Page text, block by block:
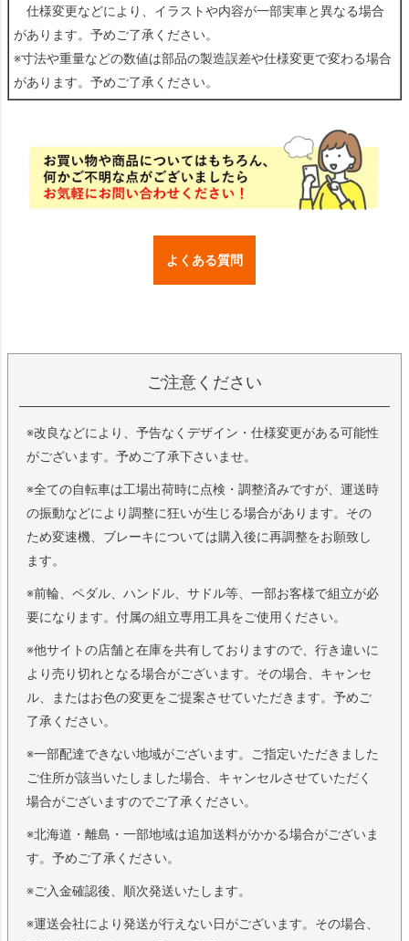
仕様変更などにより、イラストや内容が一部実車と異なる場合
があります。予めご了承ください。
※寸法や重量などの数値は部品の製造誤差や仕様変更で変わる場合
があります。予めご了承ください。
よくある質問
ご注意ください
※改良などにより、予告なくデザイン・仕様変更がある可能性
がございます。予めご了承下さいませ。
※全ての自転車は工場出荷時に点検・調整済みですが、運送時
の振動などにより調整に狂いが生じる場合があります。その
ため変速機、ブレーキについては購入後に再調整をお願致し
ます。
※前輪、ペダル、ハンドル、サドル等、一部お客様で組立が必
要になります。付属の組立専用工具をご使用ください。
※他サイトの店舗と在庫を共有しておりますので、行き違いに
より売り切れとなる場合がございます。その場合、キャンセ
ル、またはお色の変更をご提案させていただきます。予めご
了承ください。
※一部配達できない地域がございます。ご指定いただきました
ご住所が該当いたしました場合、キャンセルさせていただく
場合がございますのでご了承ください。
※北海道・離島・一部地域は追加送料がかかる場合がございま
す。予めご了承ください。
※ご入金確認後、順次発送いたします。
※運送会社により発送が行えない日がございます。その場合、